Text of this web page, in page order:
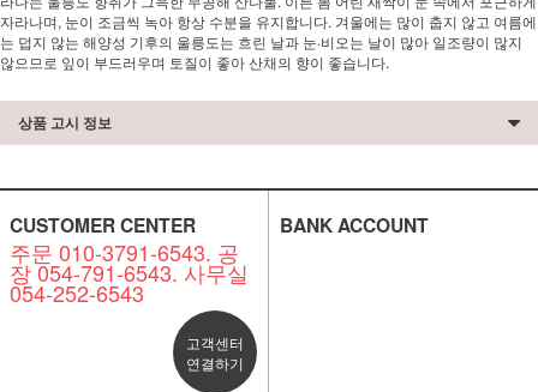
자라나며, 눈이 조금씩 녹아 항상 수분을 유지합니다. 겨울에는 많이 춥지 않고 여름에
는 덥지 않는 해양성 기후의 울릉도는 흐린 날과 눈·비오는 날이 많아 일조량이 많지
않으므로 잎이 부드러우며 토질이 좋아 산채의 향이 좋습니다.
상품 고시 정보
CUSTOMER CENTER
주문 010-3791-6543. 공
장 054-791-6543. 사무실
054-252-6543
고객센터
연결하기
BANK ACCOUNT